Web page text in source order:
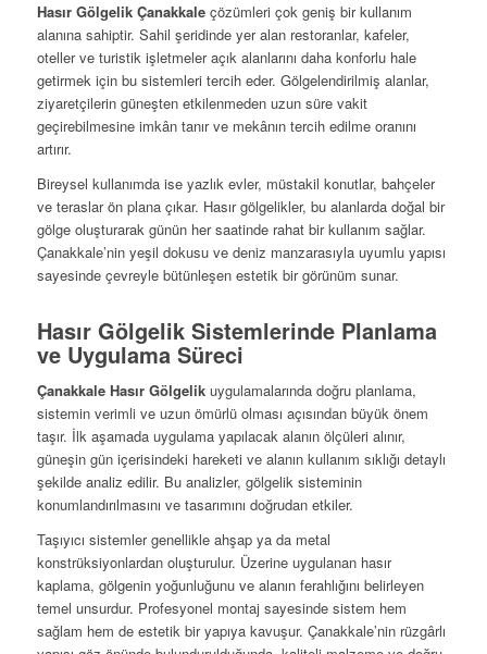
Hasır Gölgelik Çanakkaleçözümleri çok geniş bir kullanım
alanına sahiptir. Sahil şeridinde yer alan restoranlar, kafeler,
oteller ve turistik işletmeler açık alanlarını daha konforlu hale
getirmek için bu sistemleri tercih eder. Gölgelendirilmiş alanlar,
ziyaretçilerin güneşten etkilenmeden uzun süre vakit
geçirebilmesine imkân tanır ve mekânın tercih edilme oranını
artırır.
Bireysel kullanımda ise yazlık evler, müstakil konutlar, bahçeler
ve teraslar ön plana çıkar. Hasır gölgelikler, bu alanlarda doğal bir
gölge oluşturarak günün her saatinde rahat bir kullanım sağlar.
Çanakkale’nin yeşil dokusu ve deniz manzarasıyla uyumlu yapısı
sayesinde çevreyle bütünleşen estetik bir görünüm sunar.
Hasır Gölgelik Sistemlerinde Planlama
ve Uygulama Süreci
Çanakkale Hasır Gölgelikuygulamalarında doğru planlama,
sistemin verimli ve uzun ömürlü olması açısından büyük önem
taşır. İlk aşamada uygulama yapılacak alanın ölçüleri alınır,
güneşin gün içerisindeki hareketi ve alanın kullanım sıklığı detaylı
şekilde analiz edilir. Bu analizler, gölgelik sisteminin
konumlandırılmasını ve tasarımını doğrudan etkiler.
Taşıyıcı sistemler genellikle ahşap ya da metal
konstrüksiyonlardan oluşturulur. Üzerine uygulanan hasır
kaplama, gölgenin yoğunluğunu ve alanın ferahlığını belirleyen
temel unsurdur. Profesyonel montaj sayesinde sistem hem
sağlam hem de estetik bir yapıya kavuşur. Çanakkale’nin rüzgârlı